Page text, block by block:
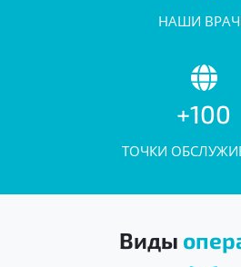
НАШИ
+100
ТОЧКИ
Виды